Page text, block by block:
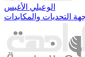
الوعيلي الأغبس
التحديات والمكايدات